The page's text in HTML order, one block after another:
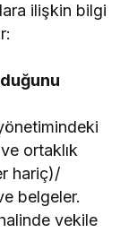
ilişkin bilgi
ortaklık
hariç)/
belgeler.
vekile